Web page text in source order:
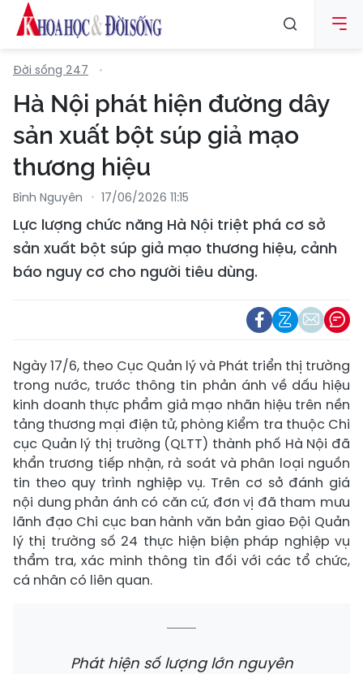
Đời sống 247
Hà Nội phát hiện đường dây
sản xuất bột súp giả mạo
thương hiệu
Bình Nguyên 17/06/2026 11:15
Lực lượng chức năng Hà Nội triệt phá cơ sở
sản xuất bột súp giả mạo thương hiệu, cảnh
báo nguy cơ cho người tiêu dùng.
Ngày 17/6, theo Cục Quản lý và Phát triển thị trường
trong nước, trước thông tin phản ánh về dấu hiệu
kinh doanh thực phẩm giả mạo nhãn hiệu trên nền
tảng thương mại điện tử, phòng Kiểm tra thuộc Chi
cục Quản lý thị trường (QLTT) thành phố Hà Nội đã
khẩn trương tiếp nhận, rà soát và phân loại nguồn
tin theo quy trình nghiệp vụ. Trên cơ sở đánh giá
nội dung phản ánh có căn cứ, đơn vị đã tham mưu
lãnh đạo Chi cục ban hành văn bản giao Đội Quản
lý thị trường số 24 thực hiện biện pháp nghiệp vụ
thẩm tra, xác minh thông tin đối với các tổ chức,
cá nhân có liên quan.
Phát hiện số lượng lớn nguyên